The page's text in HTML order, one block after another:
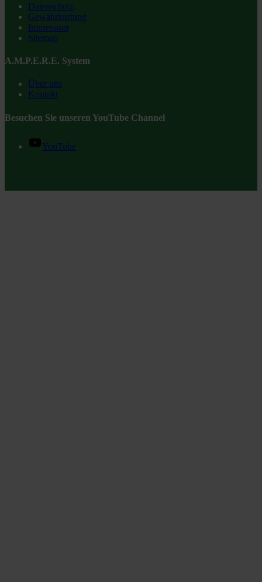
Datenschutz
Gewährleistung
Impressum
Sitemap
A.M.P.E.R.E. System
Über uns
Kontakt
Besuchen Sie unseren YouTube Channel
YouTube